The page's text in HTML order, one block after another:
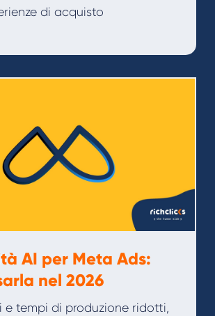
di acquisto
AI per Meta Ads:
nel 2026
e tempi di produzione ridotti,